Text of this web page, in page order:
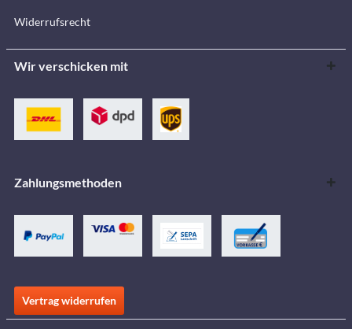
Widerrufsrecht
Wir verschicken mit
Zahlungsmethoden
Vertrag widerrufen